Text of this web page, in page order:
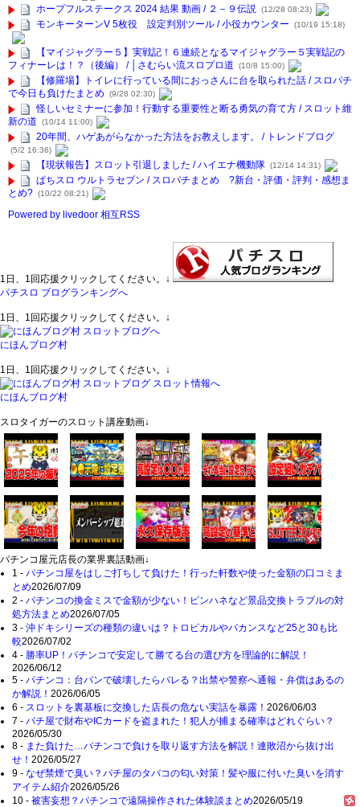
ホープフルステークス 2024 結果 動画 / ２－９伝説 (12/28 08:23)
モンキーターンV 5枚役 設定判別ツール / 小役カウンター (10/19 15:18)
【マイジャグラー５】実戦記！６連続となるマイジャグラー５実戦記の
フィナーレは！？（後編） / │さむらい流スロプロ道
(10/8 15:00)
【修羅場】トイレに行っている間におっさんに台を取られた話 / スロパチ
で今日も負けたまとめ
(9/28 02:30)
怪しいセミナーに参加！行動する重要性と断る勇気の育て方 / スロット維
新の道
(10/14 11:00)
20年間、ハゲあがらなかった方法をお教えします。 / トレンドブログ
(5/2 16:36)
【現状報告】スロット引退しました / ハイエナ機動隊 (12/14 14:31)
ぱちスロ ウルトラセブン / スロパチまとめ ?新台・評価・評判・感想ま
とめ? (10/22 08:21)
Powered by livedoor 相互RSS
1日、1回応援クリックしてください。↓
パチスロ ブログランキングへ
1日、1回応援クリックしてください。↓
にほんブログ村
1日、1回応援クリックしてください。↓
にほんブログ村
スロタイガーのスロット講座動画↓
パチンコ屋元店長の業界裏話動画↓
1 - パチンコ屋をはしご打ちして負けた！行った軒数や使った金額の口コミま
とめ2026/07/09
2 - パチンコの換金ミスで金額が少ない！ピンハネなど景品交換トラブルの対
処方法まとめ2026/07/05
3 - 沖ドキシリーズの種類の違いは？トロピカルやバカンスなど25と30も比
較2026/07/02
4 - 勝率UP！パチンコで安定して勝てる台の選び方を理論的に解説！
2026/06/12
5 - パチンコ：台パンで破壊したらバレる？出禁や警察へ通報・弁償はあるの
か解説！ 2026/06/05
6 - スロットを裏基板に交換した店長の危ない実話を暴露！ 2026/06/03
7 - パチ屋で財布やICカードを盗まれた！犯人が捕まる確率はどれぐらい？
2026/05/30
8 - また負けた…パチンコで負けを取り返す方法を解説！連敗沼から抜け出
せ！ 2026/05/27
9 - なぜ禁煙で臭い？パチ屋のタバコの匂い対策！髪や服に付いた臭いを消す
アイテム紹介2026/05/26
10 - 被害妄想？パチンコで遠隔操作された体験談まとめ2026/05/19